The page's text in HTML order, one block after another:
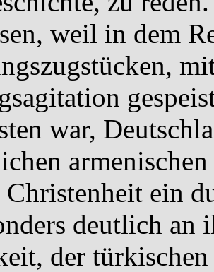
weil in dem
war,
Christenheit ein
deutlich
der